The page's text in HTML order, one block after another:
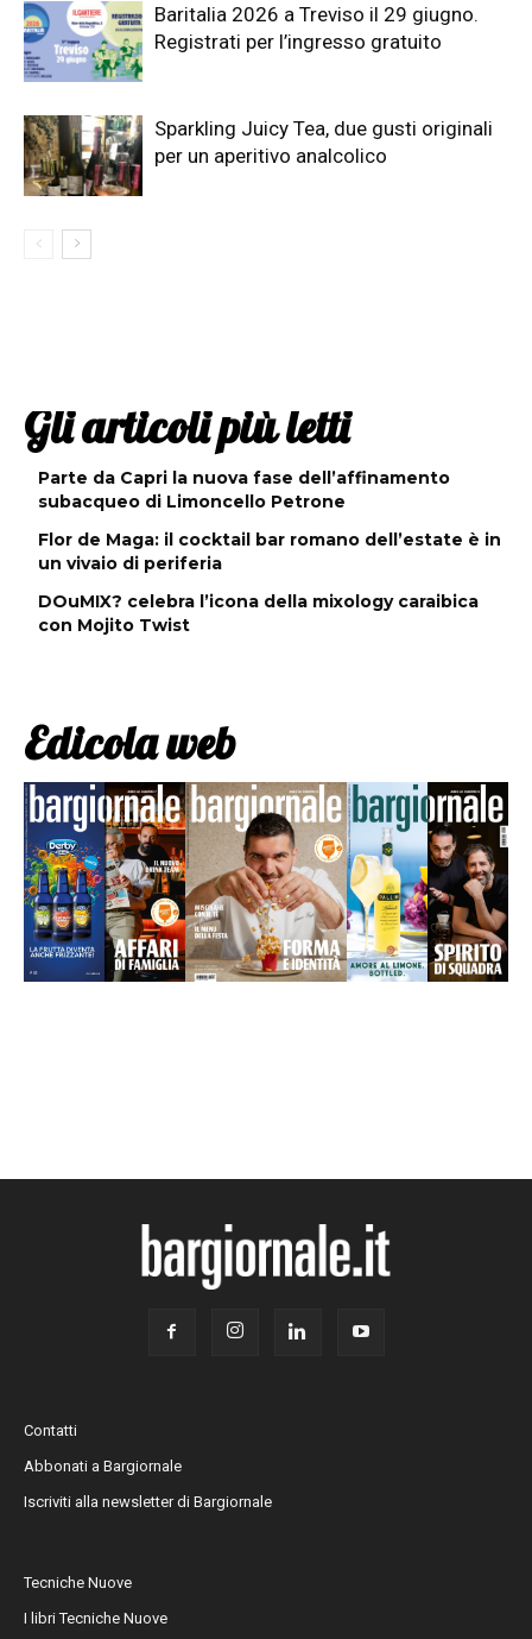
Baritalia 2026 a Treviso il 29 giugno.
Registrati per l’ingresso gratuito
Sparkling Juicy Tea, due gusti originali
per un aperitivo analcolico
Gli articoli più letti
Parte da Capri la nuova fase dell’affinamento
subacqueo di Limoncello Petrone
Flor de Maga: il cocktail bar romano dell’estate è in
un vivaio di periferia
DOuMIX? celebra l’icona della mixology caraibica
con Mojito Twist
Edicola web
Contatti
Abbonati a Bargiornale
Iscriviti alla newsletter di Bargiornale
Tecniche Nuove
I libri Tecniche Nuove